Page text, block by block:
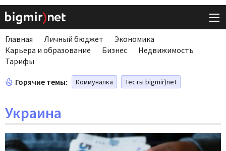
Главная Личный бюджет
Экономика
Карьера и образование
Бизнес
Недвижимость
Тарифы
Горячие темы: Коммуналка Тесты bigmir)net
Украина